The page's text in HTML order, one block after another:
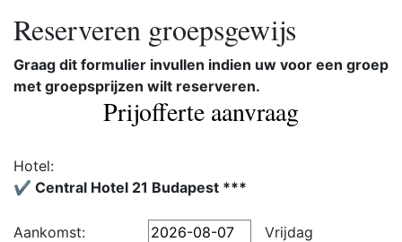
Reserveren groepsgewijs
Graag dit formulier invullen indien uw voor een groep
met groepsprijzen wilt reserveren.
Prijofferte aanvraag
Hotel:
✔️ Central Hotel 21 Budapest ***
Aankomst: Vrijdag